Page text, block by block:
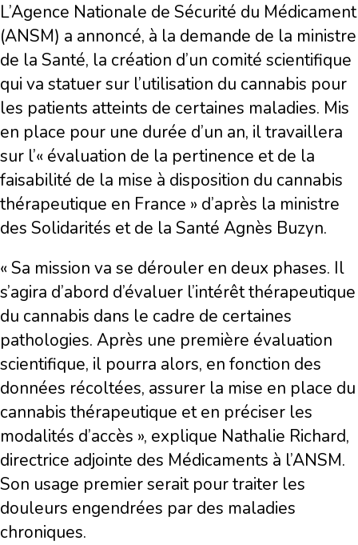
L’Agence Nationale de Sécurité du Médicament
(ANSM) a annoncé, à la demande de la ministre
de la Santé, la création d’un comité scientifique
qui va statuer sur l’utilisation du cannabis pour
les patients atteints de certaines maladies. Mis
en place pour une durée d’un an, il travaillera
sur l’« évaluation de la pertinence et de la
faisabilité de la mise à disposition du cannabis
thérapeutique en France » d’après la ministre
des Solidarités et de la Santé Agnès Buzyn.
« Sa mission va se dérouler en deux phases. Il
s’agira d’abord d’évaluer l’intérêt thérapeutique
du cannabis dans le cadre de certaines
pathologies. Après une première évaluation
scientifique, il pourra alors, en fonction des
données récoltées, assurer la mise en place du
cannabis thérapeutique et en préciser les
modalités d’accès », explique Nathalie Richard,
directrice adjointe des Médicaments à l’ANSM.
Son usage premier serait pour traiter les
douleurs engendrées par des maladies
chroniques.